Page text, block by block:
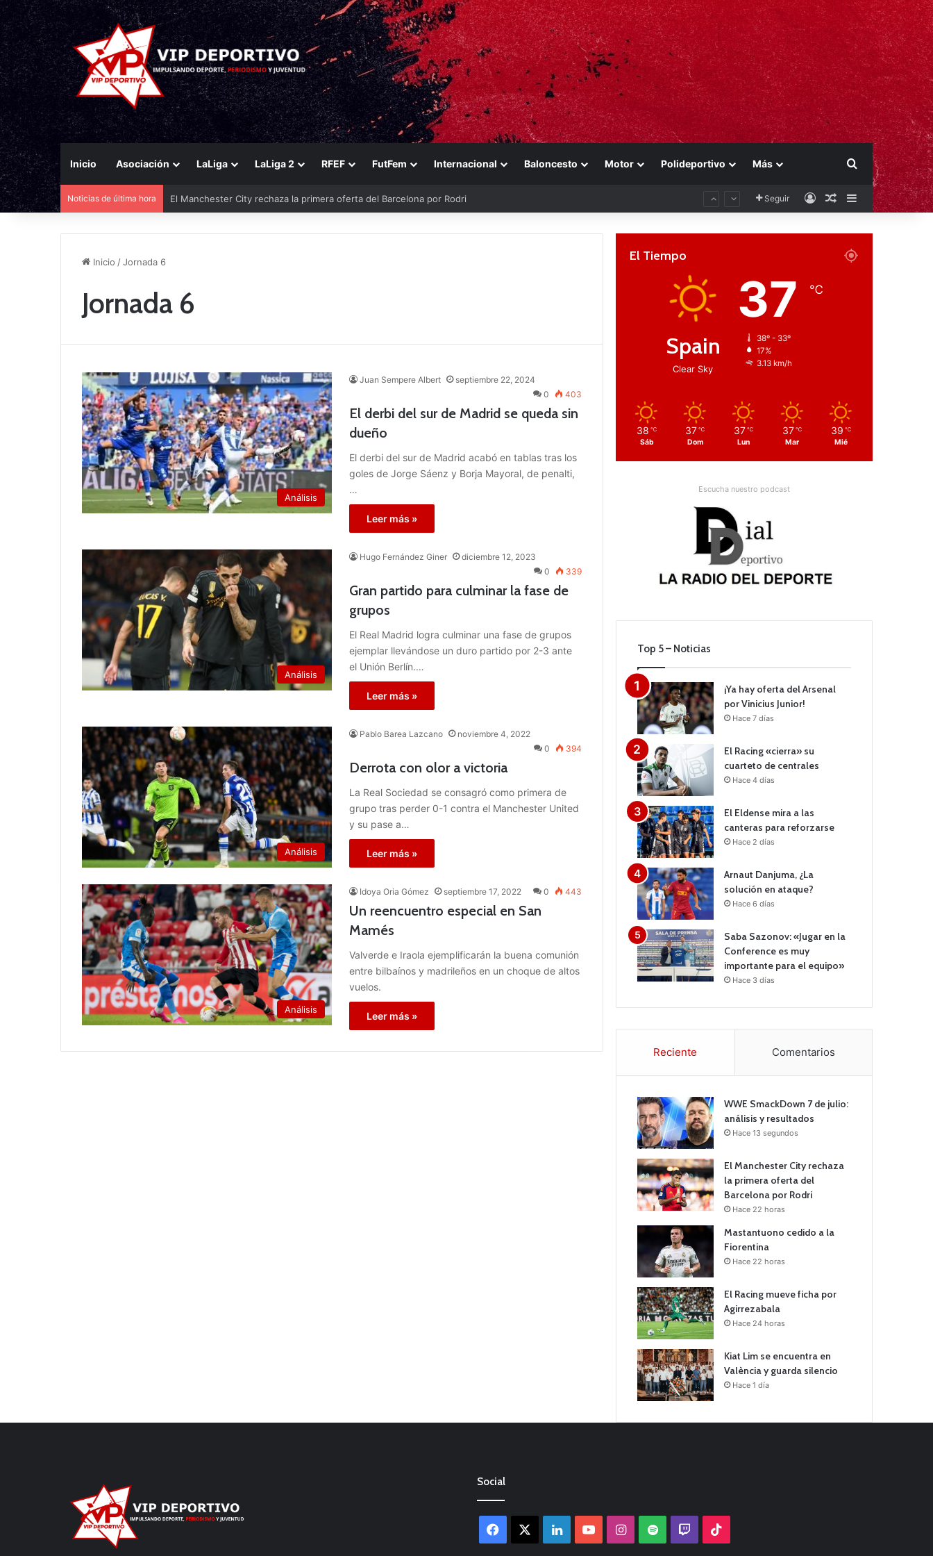
Inicio Asociación LaLiga LaLiga 2 RFEF FutFem Internacional Baloncesto Motor Polideportivo Más Buscar por
Noticias de última hora El Manchester City rechaza la primera oferta del Barcelona por Rodri Seguir AccesoPublicación al
Barra lateral
Inicio /Jornada 6
Jornada 6
Análisis
Juan Sempere Albert
septiembre 22, 2024
0
403
El derbi del sur de Madrid se queda sin
dueño
El derbi del sur de Madrid acabó en tablas tras los
goles de Jorge Sáenz y Borja Mayoral, de penalti,
…
Leer más »
Análisis
Hugo Fernández Giner
diciembre 12, 2023
0
339
Gran partido para culminar la fase de
grupos
El Real Madrid logra culminar una fase de grupos
ejemplar llevándose un duro partido por 2-3 ante
el Unión Berlín.…
Leer más »
Análisis
Pablo Barea Lazcano
noviembre 4, 2022
0
394
Derrota con olor a victoria
La Real Sociedad se consagró como primera de
grupo tras perder 0-1 contra el Manchester United
y su pase a…
Leer más »
Análisis
Idoya Oria Gómez septiembre 17, 2022 0 443
Un reencuentro especial en San
Mamés
Valverde e Iraola ejemplificarán la buena comunión
entre bilbaínos y madrileños en un choque de altos
vuelos.
Leer más »
El Tiempo
Spain
Clear Sky
37 ℃
38º - 33º
17%
3.13 km/h
38 ℃
Sáb
37 ℃
Dom
37 ℃
Lun
37 ℃
Mar
39 ℃
Mié
Escucha nuestro podcast
Top 5 – Noticias
¡Ya hay oferta del Arsenal
por Vinicius Junior!
Hace 7 días
El Racing «cierra» su
cuarteto de centrales
Hace 4 días
El Eldense mira a las
canteras para reforzarse
Hace 2 días
Arnaut Danjuma, ¿La
solución en ataque?
Hace 6 días
Saba Sazonov: «Jugar en la
Conference es muy
importante para el equipo»
Hace 3 días
Reciente Comentarios
WWE SmackDown 7 de julio:
análisis y resultados
Hace 13 segundos
El Manchester City rechaza
la primera oferta del
Barcelona por Rodri
Hace 22 horas
Mastantuono cedido a la
Fiorentina
Hace 22 horas
El Racing mueve ficha por
Agirrezabala
Hace 24 horas
Kiat Lim se encuentra en
València y guarda silencio
Hace 1 día
Social
Facebook LinkedInYouTubeInstagram
Spotify Twitch